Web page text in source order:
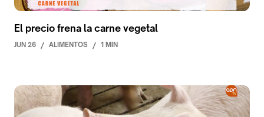
El precio frena la carne vegetal
JUN 26 / ALIMENTOS / 1 MIN